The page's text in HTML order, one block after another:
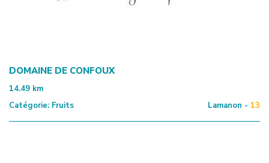
DOMAINE DE CONFOUX
14.49 km
Catégorie: Fruits Lamanon - 13